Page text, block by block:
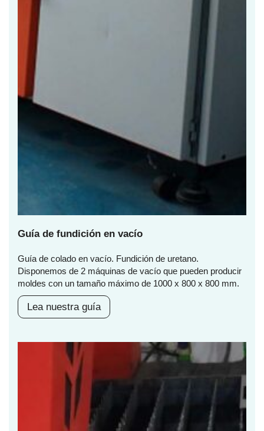
Guía de fundición en vacío
Guía de colado en vacío. Fundición de uretano.
Disponemos de 2 máquinas de vacío que pueden producir
moldes con un tamaño máximo de 1000 x 800 x 800 mm.
Lea nuestra guía